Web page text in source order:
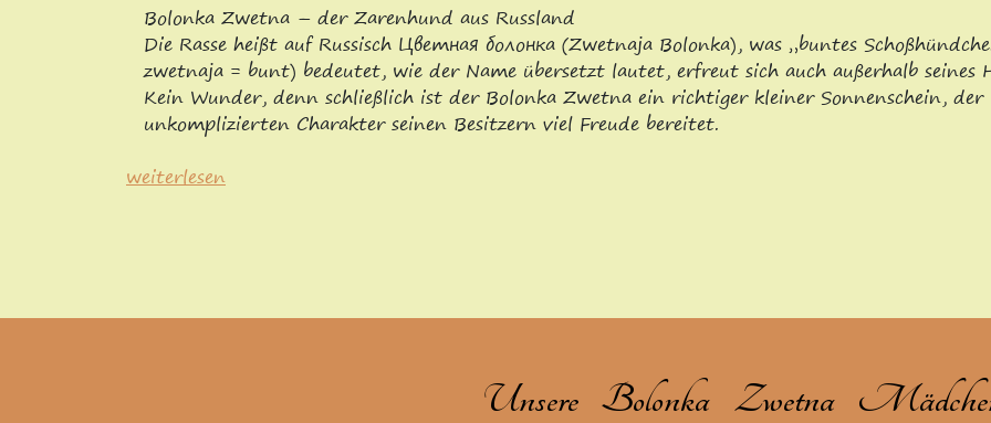
Bolonka Zwetna – der Zarenhund aus Russland
Die Rasse heißt auf Russisch Цветная болонка (Zwetnaja Bolonka), was „buntes
zwetnaja = bunt) bedeutet, wie der Name übersetzt lautet, erfreut sich auch außerhalb seines
Kein Wunder, denn schließlich ist der Bolonka Zwetna ein richtiger kleiner Sonnenschein,
unkomplizierten Charakter seinen Besitzern viel Freude bereitet.
weiterlesen
Unsere Bolonka Zwetna